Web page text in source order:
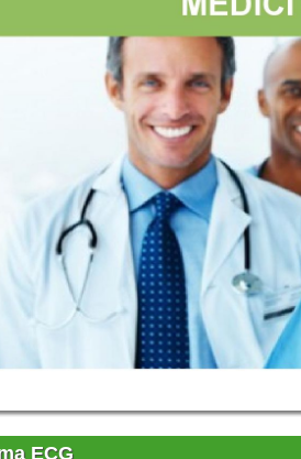
cura del resto.
L' elettrocardiogramma( ECG
) è un
del tuo cuore. Un esame che ti permette di
con la massima comodità.
studio? Nessun problema!
noi eliminiamo ogni barriera, portando